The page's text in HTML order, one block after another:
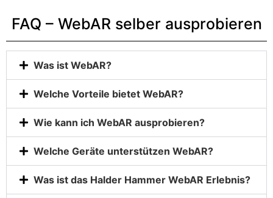
FAQ – WebAR selber ausprobieren
Was ist WebAR?
Welche Vorteile bietet WebAR?
Wie kann ich WebAR ausprobieren?
Welche Geräte unterstützen WebAR?
Was ist das Halder Hammer WebAR Erlebnis?